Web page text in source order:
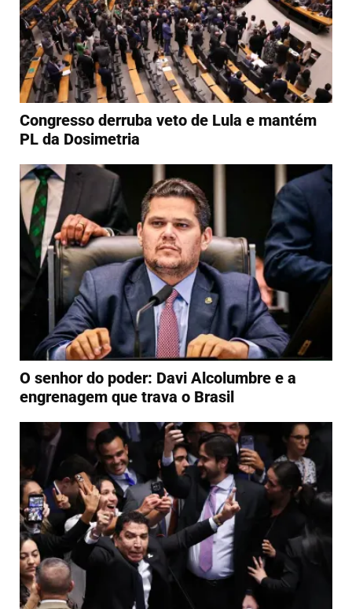
Congresso derruba veto de Lula e mantém
PL da Dosimetria
O senhor do poder: Davi Alcolumbre e a
engrenagem que trava o Brasil